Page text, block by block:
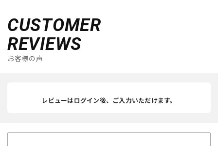
CUSTOMER
REVIEWS
お客様の声
レビューはログイン後、ご入力いただけます。